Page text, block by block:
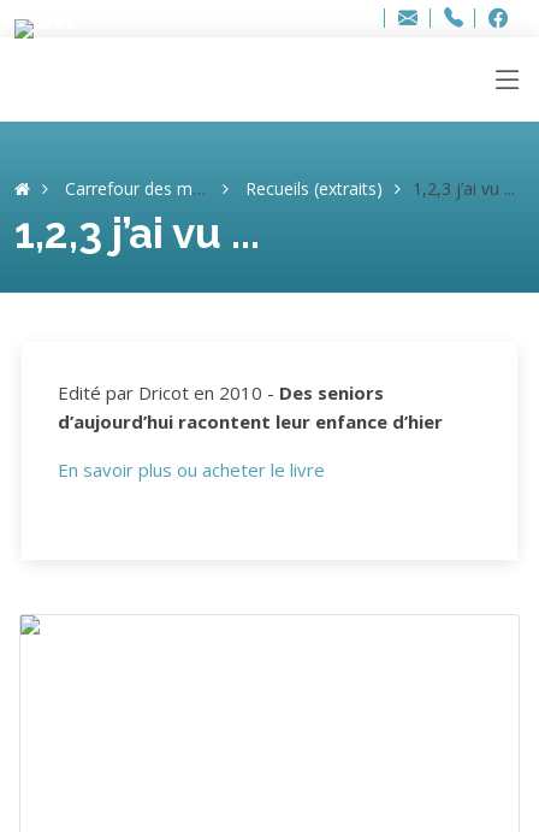
Adresse
info..hâthe..
Tel.
Tel.
Carrefour des mémoires Recueils (extraits) 1,2,3 j’ai vu ...
1,2,3 j’ai vu ...
Edité par Dricot en 2010 - Des seniors
d’aujourd’hui racontent leur enfance d’hier
En savoir plus ou acheter le livre